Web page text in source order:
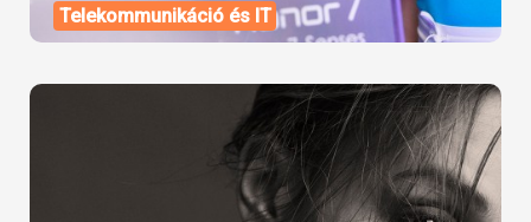
Telekommunikáció és IT